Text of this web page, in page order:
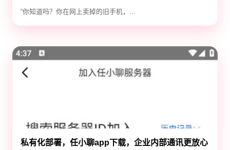
除隐私，防止数据泄露
“你知道吗？你在网上卖掉的旧手机，...
私有化部署，任小聊app下载，企业内部通讯更放心